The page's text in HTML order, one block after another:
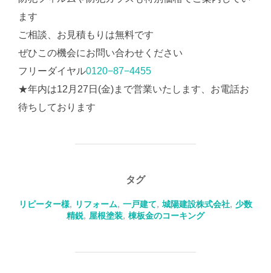
ます
ご相談、お見積もりは無料です
ぜひこの機会にお問い合わせください
フリーダイヤル0120−87−4455
★年内は12月27日(金)まで営業いたします、お電話お
待ちしております
タグ
リピーター様, リフォーム, 一戸建て, 城陽建設株式会社, 少数
精鋭, 屋根塗装, 棟板金のコーキング